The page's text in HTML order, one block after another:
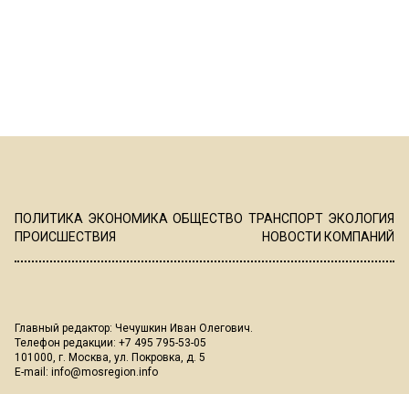
ПОЛИТИКА ЭКОНОМИКА ОБЩЕСТВО ТРАНСПОРТ ЭКОЛОГИЯ
ПРОИСШЕСТВИЯ
НОВОСТИ КОМПАНИЙ
Главный редактор: Чечушкин Иван Олегович.
Телефон редакции: +7 495 795-53-05
101000, г. Москва, ул. Покровка, д. 5
E-mail: info@mosregion.info